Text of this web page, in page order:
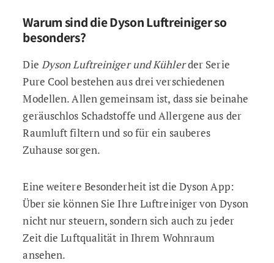
Warum sind die Dyson Luftreiniger so
besonders?
Die Dyson Luftreiniger und Kühlerder Serie
Pure Cool bestehen aus drei verschiedenen
Modellen. Allen gemeinsam ist, dass sie beinahe
geräuschlos Schadstoffe und Allergene aus der
Raumluft filtern und so für ein sauberes
Zuhause sorgen.
Eine weitere Besonderheit ist die Dyson App:
Über sie können Sie Ihre Luftreiniger von Dyson
nicht nur steuern, sondern sich auch zu jeder
Zeit die Luftqualität in Ihrem Wohnraum
ansehen.